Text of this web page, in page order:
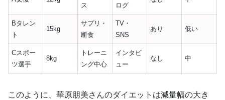
ス
ログ
Bタレン
ト
15kg
サプリ・
断食
TV・
SNS
あり 低い
Cスポー
ツ選手
8kg
トレーニ
ング中心
インタビ
ュー
なし 中
このように、華原朋美さんのダイエットは減量幅の大き